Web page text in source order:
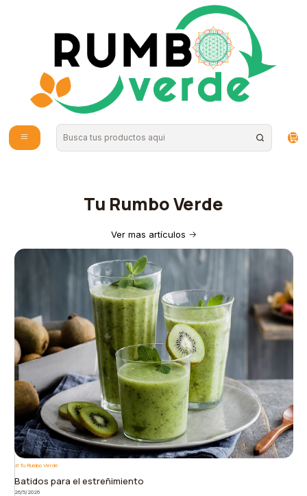
Envío gratis por compras sobre los 59.990 en la provincia de Santiago
Salud Veterinaria
Ofrecemos lo mejor para mantener a tus compañeros felices y
saludables. Explora nuestra tienda online y cuida a tus mascotas
con lo mejor de la naturaleza.
Tu Rumbo Verde
Ver mas artículos
Tu Rumbo Verde
Batidos para el estreñimiento
26/5/2026